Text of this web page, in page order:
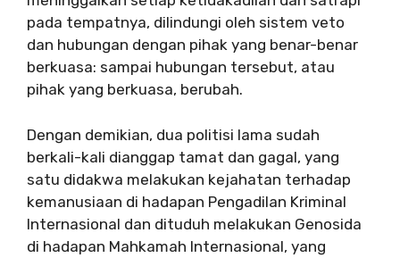
pada tempatnya, dilindungi oleh sistem veto
dan hubungan dengan pihak yang benar-benar
berkuasa: sampai hubungan tersebut, atau
pihak yang berkuasa, berubah.
Dengan demikian, dua politisi lama sudah
berkali-kali dianggap tamat dan gagal, yang
satu didakwa melakukan kejahatan terhadap
kemanusiaan di hadapan Pengadilan Kriminal
Internasional dan dituduh melakukan Genosida
di hadapan Mahkamah Internasional, yang